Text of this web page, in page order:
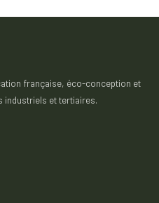
française, éco-conception et
industriels et tertiaires.